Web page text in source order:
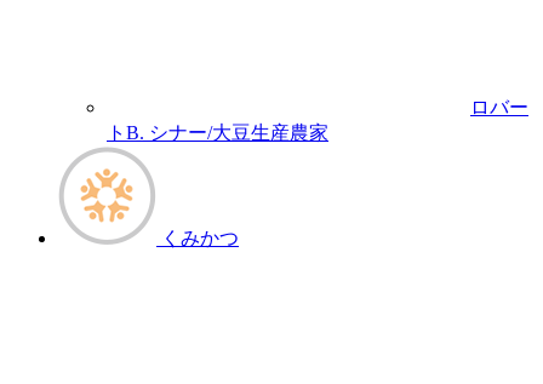
ロバー
トB. シナー/大豆生産農家
くみかつ